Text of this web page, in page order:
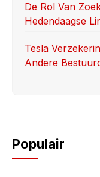
De Rol Van
Hedendaagse
Tesla
Andere
Populair